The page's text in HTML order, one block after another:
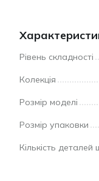
Рівень складності
Колекція
Розмір моделі
Розмір упаковки
Кількість деталей